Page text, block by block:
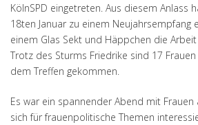
KölnSPD eingetreten. Aus diesem Anlass
18ten Januar zu einem Neujahrsempfang
einem Glas Sekt und Häppchen die
Trotz des Sturms Friedrike sind 17
dem Treffen gekommen.
Es war ein spannender Abend mit Frauen
sich für frauenpolitische Themen